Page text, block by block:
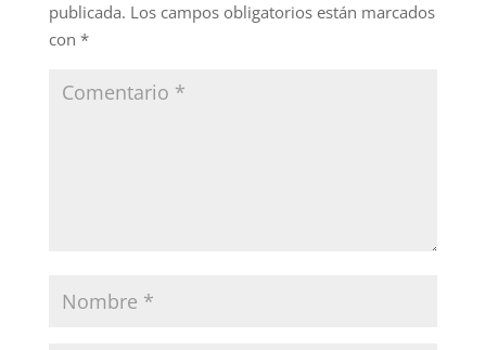
publicada. Los campos obligatorios están marcados
con *